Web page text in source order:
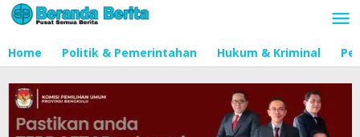
Lewati
ke
Home Politik & Pemerintahan Hukum & Kriminal